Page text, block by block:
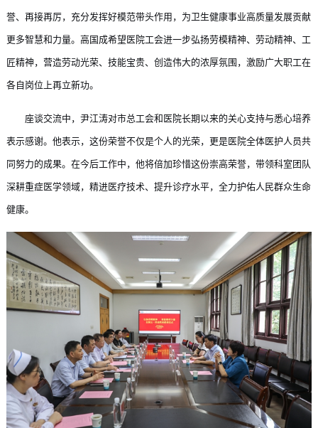
誉、再接再厉，充分发挥好模范带头作用，为卫生健康事业高质量发展贡献
更多智慧和力量。高国成希望医院工会进一步弘扬劳模精神、劳动精神、工
匠精神，营造劳动光荣、技能宝贵、创造伟大的浓厚氛围，激励广大职工在
各自岗位上再立新功。
座谈交流中，尹江涛对市总工会和医院长期以来的关心支持与悉心培养
表示感谢。他表示，这份荣誉不仅是个人的光荣，更是医院全体医护人员共
同努力的成果。在今后工作中，他将倍加珍惜这份崇高荣誉，带领科室团队
深耕重症医学领域，精进医疗技术、提升诊疗水平，全力护佑人民群众生命
健康。